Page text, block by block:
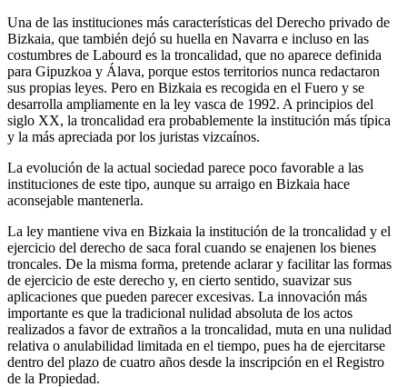
Una de las instituciones más características del Derecho privado de
Bizkaia, que también dejó su huella en Navarra e incluso en las
costumbres de Labourd es la troncalidad, que no aparece definida
para Gipuzkoa y Álava, porque estos territorios nunca redactaron
sus propias leyes. Pero en Bizkaia es recogida en el Fuero y se
desarrolla ampliamente en la ley vasca de 1992. A principios del
siglo XX, la troncalidad era probablemente la institución más típica
y la más apreciada por los juristas vizcaínos.
La evolución de la actual sociedad parece poco favorable a las
instituciones de este tipo, aunque su arraigo en Bizkaia hace
aconsejable mantenerla.
La ley mantiene viva en Bizkaia la institución de la troncalidad y el
ejercicio del derecho de saca foral cuando se enajenen los bienes
troncales. De la misma forma, pretende aclarar y facilitar las formas
de ejercicio de este derecho y, en cierto sentido, suavizar sus
aplicaciones que pueden parecer excesivas. La innovación más
importante es que la tradicional nulidad absoluta de los actos
realizados a favor de extraños a la troncalidad, muta en una nulidad
relativa o anulabilidad limitada en el tiempo, pues ha de ejercitarse
dentro del plazo de cuatro años desde la inscripción en el Registro
de la Propiedad.